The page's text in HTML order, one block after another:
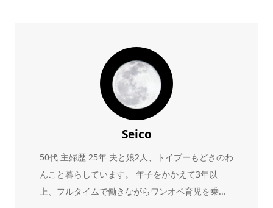
Seico
50代 主婦歴 25年 夫と娘2人、トイプーもどきのわ
んこと暮らしています。 年子をかかえて3年以
上、フルタイムで働きながらワンオペ育児を乗...